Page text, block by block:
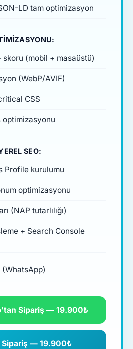
LD tam optimizasyon
skoru (mobil + masaüstü)
(WebP/AVIF)
CSS
optimizasyonu
SEO:
Profile kurulumu
optimizasyonu
(NAP tutarlılığı)
+ Search Console
Sipariş — 19.900₺
Sipariş — 19.900₺